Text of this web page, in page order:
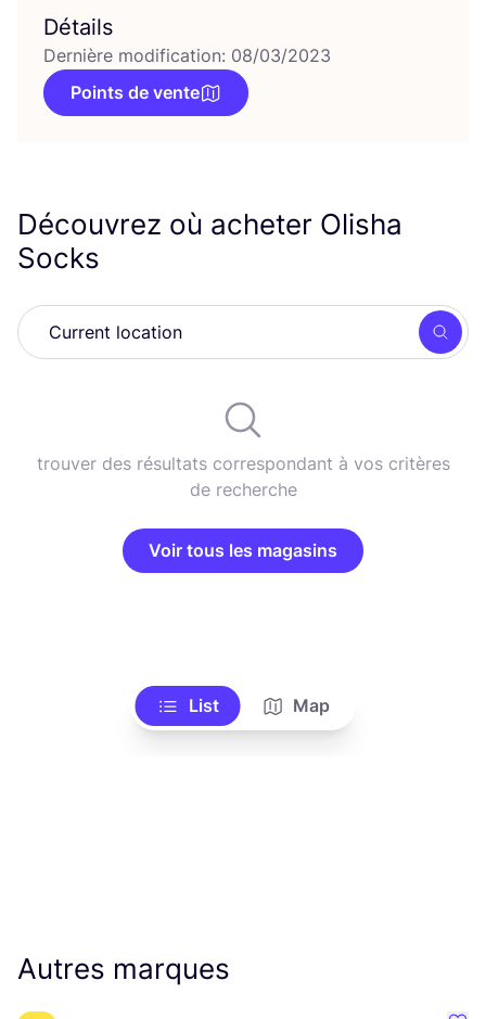
Détails
Dernière modification: 08/03/2023
Points de vente
Découvrez où acheter Olisha
Socks
trouver des résultats correspondant à vos critères
de recherche
Voir tous les magasins
List Map
Autres marques